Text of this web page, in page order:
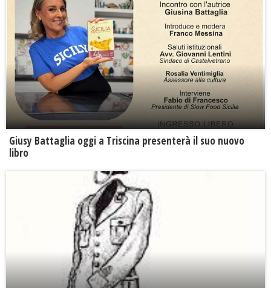
Giusy Battaglia oggi a Triscina presenterà il suo nuovo
libro